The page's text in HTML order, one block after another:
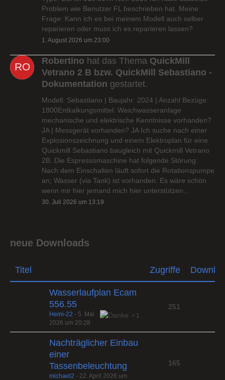
Problem wie Benutzer FL beschrieben hat. Meine
Frage: Kann ich es bei meinem Modell auch selber
reparieren oder muss ich es reparieren lassen?
1. August 2026 um 23:00
Robertino hat das Thema QuickMill
Vetrano 2 B bzw. QuickMill Sebastiano -
Dokumentation gestartet.
Modell: Sebastiano | Baujahr: 2024 | Anzahl Bezüge:
1800Entkalkungsmittel: Weichwasseranlage
mechanische und elektrische Kenntnisse vorhanden?
JA | Messgerät vorhanden? JA Ich suche nach einer
Explosionszeichnung und einem Elektroplan für eine
Quickmill Sebastiano baugleich mit Quickmill Vetrano
2B. Die Espressomaschine hat folgende Störung:
Nach dem Einschalten läuft sofort die Rotationspumpe
an; Wasser (via Tank) ist vorhanden. Es wäre schön
wenn mir hier jemand mich hier unterstützen…
30. Juli 2026 um 13:19
neue Downloads
Titel Zugriffe
Wasserlaufplan Ecam
556.55
1
Heini-22 - 5. Mai
2026 um 20:28
251
Nachträglicher Einbau
einer
Tassenbeleuchtung
michael2 - 22. April 2026 um
165